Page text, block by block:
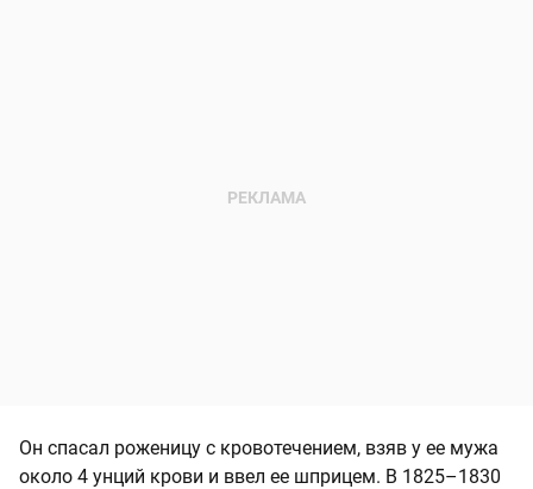
Он спасал роженицу с кровотечением, взяв у ее мужа
около 4 унций крови и ввел ее шприцем. В 1825–1830